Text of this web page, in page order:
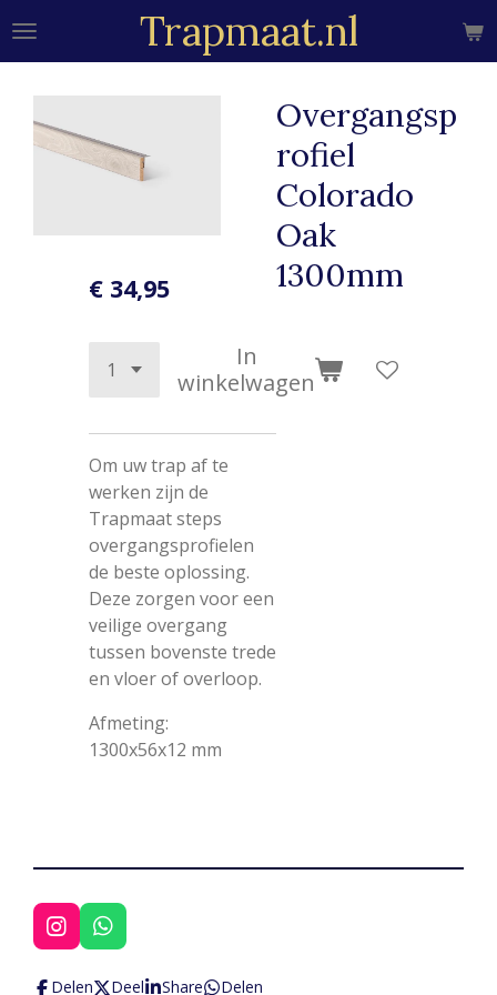
Ga
hoofdinhoud
Trapmaat.nl
Overgangsp
rofiel
Colorado
Oak
1300mm
€ 34,95
In
winkelwagen
Om uw trap af te
werken zijn de
Trapmaat steps
overgangsprofielen
de beste oplossing.
Deze zorgen voor een
veilige overgang
tussen bovenste trede
en vloer of overloop.
Afmeting:
1300x56x12 mm
I
n
s
W
h
a
Delen Deel Share Delen